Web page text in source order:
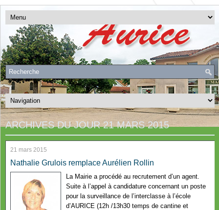
ARCHIVES DU JOUR21 MARS 2015
21 mars 2015
Nathalie Grulois remplace Aurélien Rollin
La Mairie a procédé au recrutement d’un agent.
Suite à l’appel à candidature concernant un poste
pour la surveillance de l’interclasse à l’école
d’AURICE (12h /13h30 temps de cantine et